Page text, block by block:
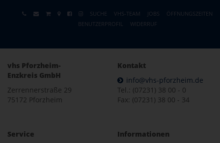
SUCHE VHS-TEAM JOBS
ÖFFNUNGSZEITEN
BENUTZERPROFIL
WIDERRUF
vhs Pforzheim-
Enzkreis GmbH
Zerrennerstraße 29
75172 Pforzheim
Kontakt
info@vhs-pforzheim.de
Tel.: (07231) 38 00 - 0
Fax: (07231) 38 00 - 34
Service
Informationen